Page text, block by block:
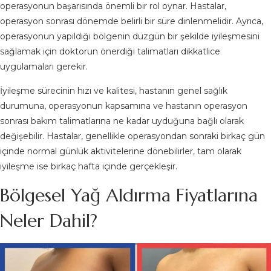
operasyonun başarısında önemli bir rol oynar. Hastalar,
operasyon sonrası dönemde belirli bir süre dinlenmelidir. Ayrıca,
operasyonun yapıldığı bölgenin düzgün bir şekilde iyileşmesini
sağlamak için doktorun önerdiği talimatları dikkatlice
uygulamaları gerekir.
İyileşme sürecinin hızı ve kalitesi, hastanın genel sağlık
durumuna, operasyonun kapsamına ve hastanın operasyon
sonrası bakım talimatlarına ne kadar uyduğuna bağlı olarak
değişebilir. Hastalar, genellikle operasyondan sonraki birkaç gün
içinde normal günlük aktivitelerine dönebilirler, tam olarak
iyileşme ise birkaç hafta içinde gerçekleşir.
Bölgesel Yağ Aldırma Fiyatlarına
Neler Dahil?